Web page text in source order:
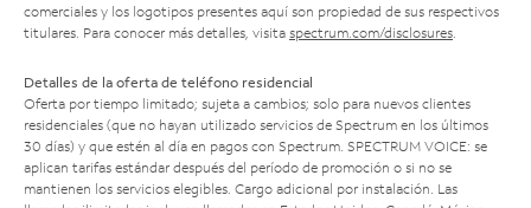
comerciales y los logotipos presentes aquí son propiedad de sus respectivos
titulares. Para conocer más detalles, visita spectrum.com/disclosures
Detalles de la oferta de teléfono residencial
Oferta por tiempo limitado; sujeta a cambios; solo para nuevos clientes
residenciales (que no hayan utilizado servicios de Spectrum en los últimos
30 días) y que estén al día en pagos con Spectrum. SPECTRUM VOICE: se
aplican tarifas estándar después del período de promoción o si no se
mantienen los servicios elegibles. Cargo adicional por instalación. Las